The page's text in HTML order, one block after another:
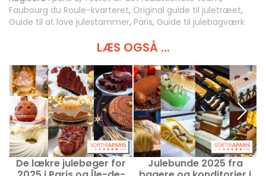
Faubourg du Roule-kvarteret, Original guide til juletræet,
Guide til at lave julestammer, Paris, Guide til julebagværk
LÆS OGSÅ ...
De lækre julebøger for
Julebunde 2025 fra